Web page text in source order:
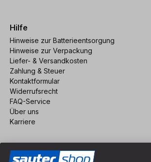
Hilfe
Hinweise zur Batterieentsorgung
Hinweise zur Verpackung
Liefer- & Versandkosten
Zahlung & Steuer
Kontaktformular
Widerrufsrecht
FAQ-Service
Über uns
Karriere